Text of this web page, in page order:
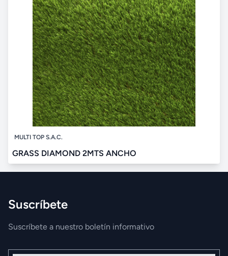
MULTI TOP S.A.C.
GRASS DIAMOND 2MTS ANCHO
Suscríbete
Suscríbete a nuestro boletín informativo